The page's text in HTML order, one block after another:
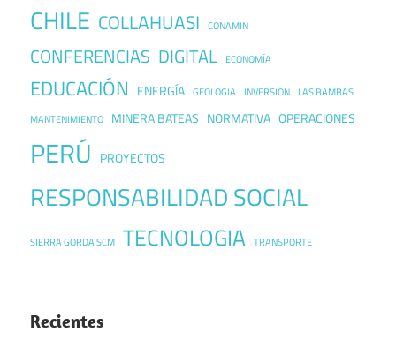
CHILE COLLAHUASI CONAMIN
CONFERENCIAS DIGITAL ECONOMÍA
EDUCACIÓN ENERGÍA GEOLOGIA INVERSIÓN
LAS BAMBAS
MANTENIMIENTO
MINERA BATEAS NORMATIVA OPERACIONES
PERÚ PROYECTOS
RESPONSABILIDAD SOCIAL
SIERRA GORDA SCM TECNOLOGIA TRANSPORTE
Recientes